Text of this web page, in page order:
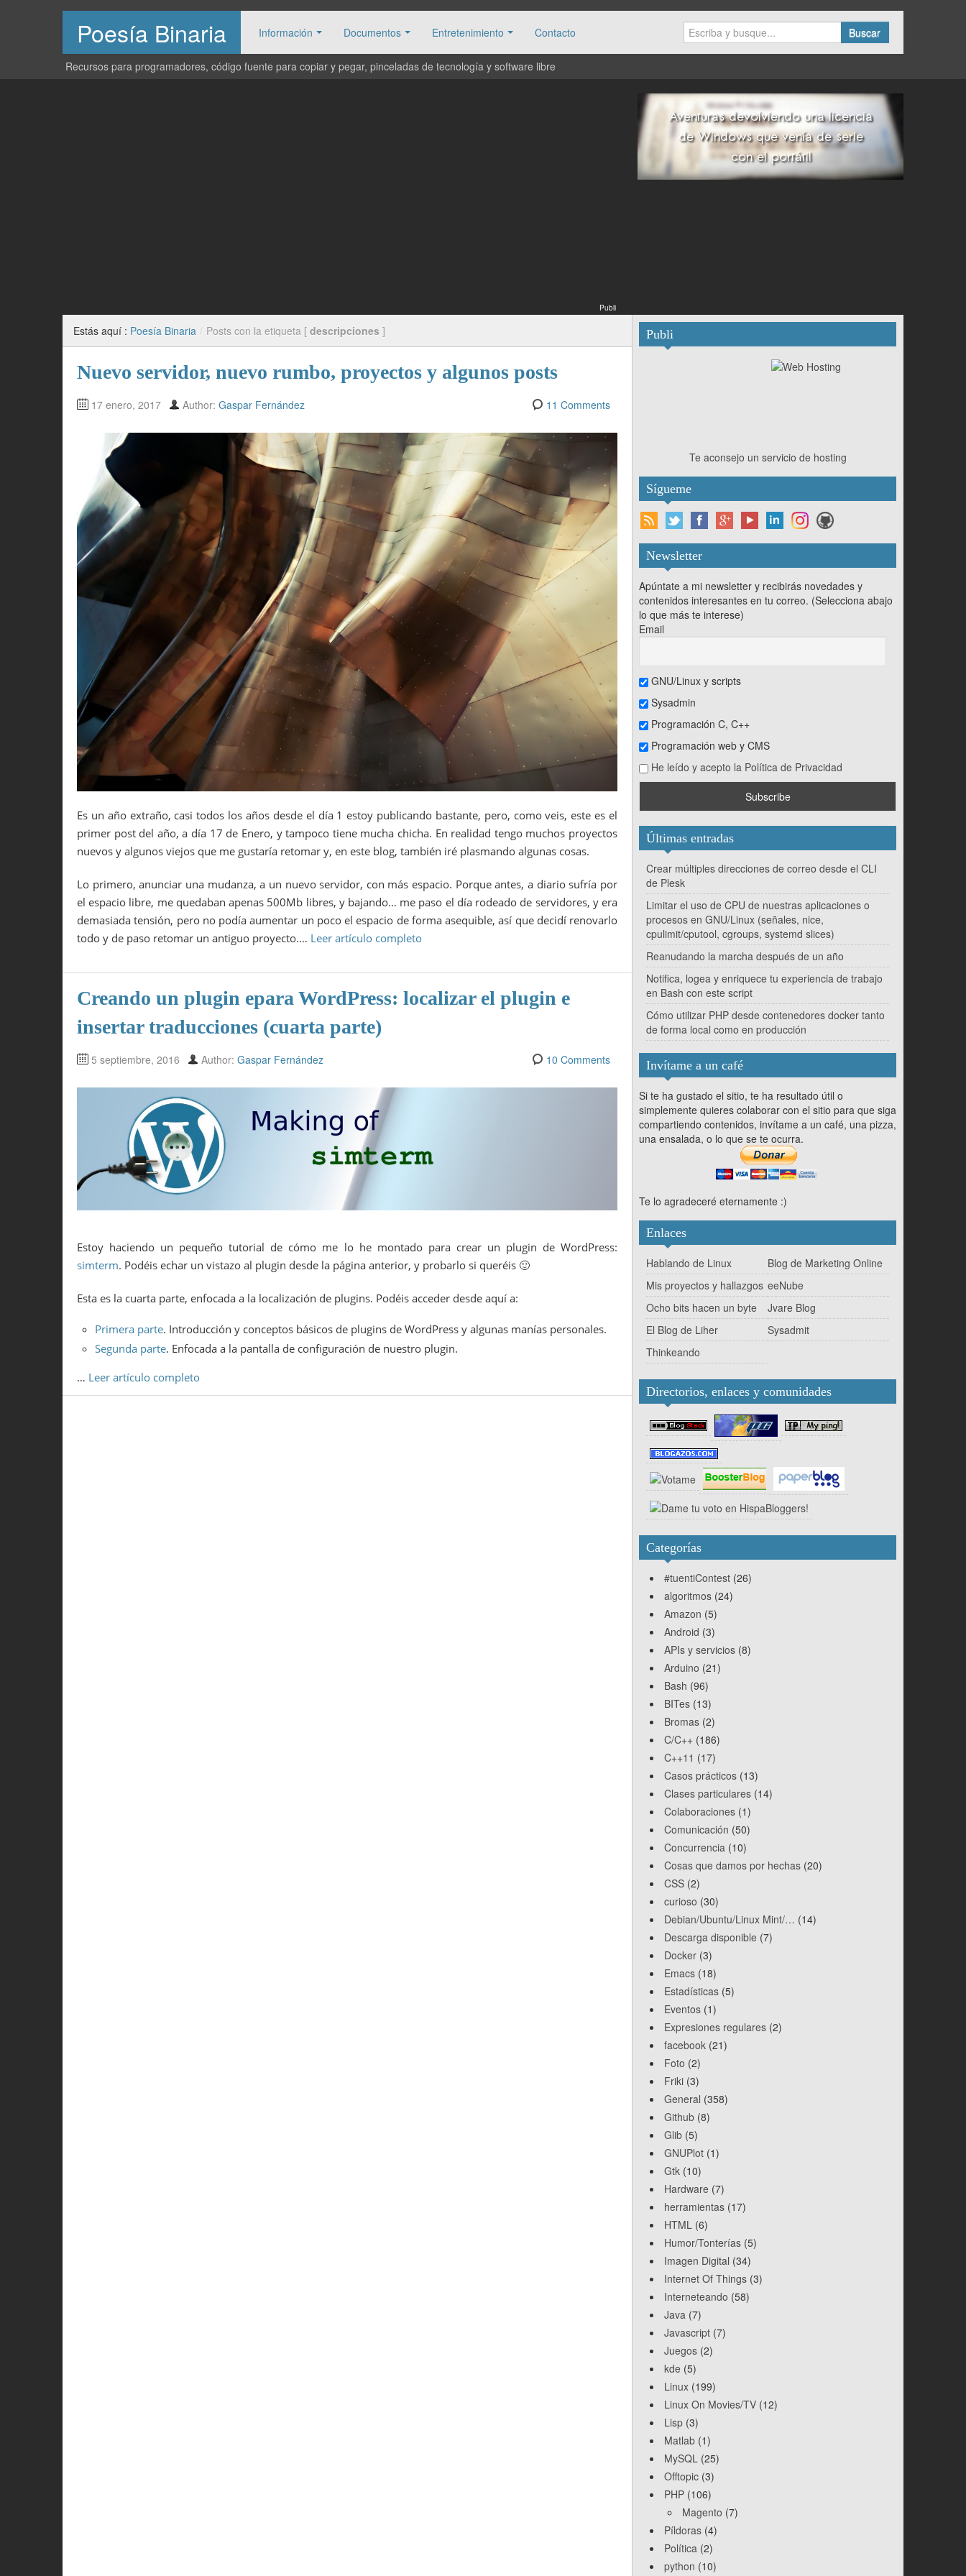
Poesía Binaria Información Documentos Entretenimiento Contacto Buscar
Recursos para programadores, código fuente para copiar y pegar, pinceladas de tecnología y software libre
Publi
Estás aquí : Poesía Binaria / Posts con la etiqueta [ descripciones ]
Nuevo servidor, nuevo rumbo, proyectos y algunos posts
17 enero, 2017 Author: Gaspar Fernández 11 Comments
Es un año extraño, casi todos los años desde el día 1 estoy publicando bastante, pero, como veis, este es el
primer post del año, a día 17 de Enero, y tampoco tiene mucha chicha. En realidad tengo muchos proyectos
nuevos y algunos viejos que me gustaría retomar y, en este blog, también iré plasmando algunas cosas.
Lo primero, anunciar una mudanza, a un nuevo servidor, con más espacio. Porque antes, a diario sufría por
el espacio libre, me quedaban apenas 500Mb libres, y bajando… me paso el día rodeado de servidores, y era
demasiada tensión, pero no podía aumentar un poco el espacio de forma asequible, así que decidí renovarlo
todo y de paso retomar un antiguo proyecto.… Leer artículo completo
Creando un plugin epara WordPress: localizar el plugin e
insertar traducciones (cuarta parte)
5 septiembre, 2016 Author: Gaspar Fernández 10 Comments
Estoy haciendo un pequeño tutorial de cómo me lo he montado para crear un plugin de WordPress:
simterm. Podéis echar un vistazo al plugin desde la página anterior, y probarlo si queréis 🙂
Esta es la cuarta parte, enfocada a la localización de plugins. Podéis acceder desde aquí a:
Primera parte. Introducción y conceptos básicos de plugins de WordPress y algunas manías personales.
Segunda parte. Enfocada a la pantalla de configuración de nuestro plugin.
… Leer artículo completo
Publi
Te aconsejo un servicio de hosting
Sígueme
Newsletter
Apúntate a mi newsletter y recibirás novedades y
contenidos interesantes en tu correo. (Selecciona abajo
lo que más te interese)
Email
GNU/Linux y scripts
Sysadmin
Programación C, C++
Programación web y CMS
He leído y acepto la Política de Privacidad
Últimas entradas
Crear múltiples direcciones de correo desde el CLI
de Plesk
Limitar el uso de CPU de nuestras aplicaciones o
procesos en GNU/Linux (señales, nice,
cpulimit/cputool, cgroups, systemd slices)
Reanudando la marcha después de un año
Notifica, logea y enriquece tu experiencia de trabajo
en Bash con este script
Cómo utilizar PHP desde contenedores docker tanto
de forma local como en producción
Invítame a un café
Si te ha gustado el sitio, te ha resultado útil o
simplemente quieres colaborar con el sitio para que siga
compartiendo contenidos, invítame a un café, una pizza,
una ensalada, o lo que se te ocurra.
Te lo agradeceré eternamente :)
Enlaces
Hablando de Linux
Blog de Marketing Online
Mis proyectos y hallazgos eeNube
Ocho bits hacen un byte
Jvare Blog
El Blog de Liher
Sysadmit
Thinkeando
Directorios, enlaces y comunidades
Categorías
#tuentiContest (26)
algoritmos (24)
Amazon (5)
Android (3)
APIs y servicios (8)
Arduino (21)
Bash (96)
BITes (13)
Bromas (2)
C/C++ (186)
C++11 (17)
Casos prácticos (13)
Clases particulares (14)
Colaboraciones (1)
Comunicación (50)
Concurrencia (10)
Cosas que damos por hechas (20)
CSS (2)
curioso (30)
Debian/Ubuntu/Linux Mint/… (14)
Descarga disponible (7)
Docker (3)
Emacs (18)
Estadísticas (5)
Eventos (1)
Expresiones regulares (2)
facebook (21)
Foto (2)
Friki (3)
General (358)
Github (8)
Glib (5)
GNUPlot (1)
Gtk (10)
Hardware (7)
herramientas (17)
HTML (6)
Humor/Tonterías (5)
Imagen Digital (34)
Internet Of Things (3)
Interneteando (58)
Java (7)
Javascript (7)
Juegos (2)
kde (5)
Linux (199)
Linux On Movies/TV (12)
Lisp (3)
Matlab (1)
MySQL (25)
Offtopic (3)
PHP (106)
Magento (7)
Píldoras (4)
Política (2)
python (10)